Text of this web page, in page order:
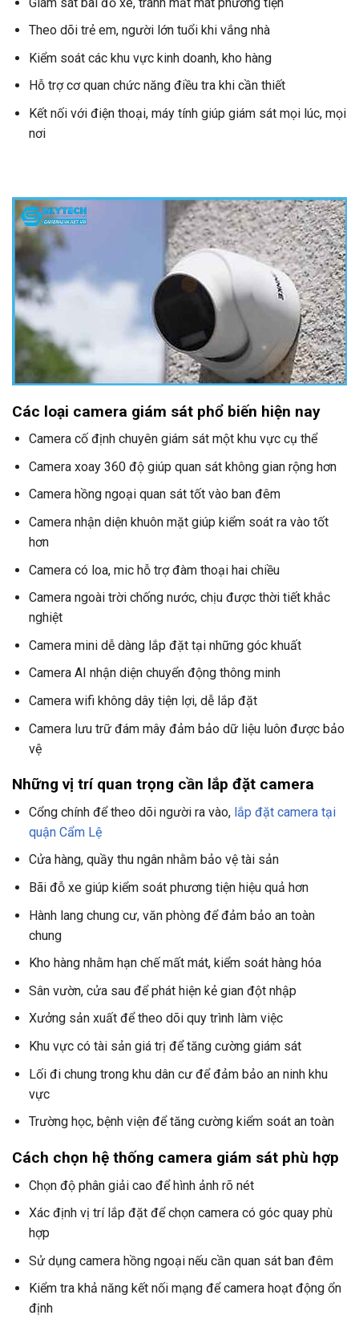
Theo dõi trẻ em, người lớn tuổi khi vắng nhà
Kiểm soát các khu vực kinh doanh, kho hàng
Hỗ trợ cơ quan chức năng điều tra khi cần thiết
Kết nối với điện thoại, máy tính giúp giám sát mọi lúc, mọi
nơi
Các loại camera giám sát phổ biến hiện nay
Camera cố định chuyên giám sát một khu vực cụ thể
Camera xoay 360 độ giúp quan sát không gian rộng hơn
Camera hồng ngoại quan sát tốt vào ban đêm
Camera nhận diện khuôn mặt giúp kiểm soát ra vào tốt
hơn
Camera có loa, mic hỗ trợ đàm thoại hai chiều
Camera ngoài trời chống nước, chịu được thời tiết khắc
nghiệt
Camera mini dễ dàng lắp đặt tại những góc khuất
Camera AI nhận diện chuyển động thông minh
Camera wifi không dây tiện lợi, dễ lắp đặt
Camera lưu trữ đám mây đảm bảo dữ liệu luôn được bảo
vệ
Những vị trí quan trọng cần lắp đặt camera
Cổng chính để theo dõi người ra vào, lắp đặt camera tại
quận Cẩm Lệ
Cửa hàng, quầy thu ngân nhằm bảo vệ tài sản
Bãi đỗ xe giúp kiểm soát phương tiện hiệu quả hơn
Hành lang chung cư, văn phòng để đảm bảo an toàn
chung
Kho hàng nhằm hạn chế mất mát, kiểm soát hàng hóa
Sân vườn, cửa sau để phát hiện kẻ gian đột nhập
Xưởng sản xuất để theo dõi quy trình làm việc
Khu vực có tài sản giá trị để tăng cường giám sát
Lối đi chung trong khu dân cư để đảm bảo an ninh khu
vực
Trường học, bệnh viện để tăng cường kiểm soát an toàn
Cách chọn hệ thống camera giám sát phù hợp
Chọn độ phân giải cao để hình ảnh rõ nét
Xác định vị trí lắp đặt để chọn camera có góc quay phù
hợp
Sử dụng camera hồng ngoại nếu cần quan sát ban đêm
Kiểm tra khả năng kết nối mạng để camera hoạt động ổn
định